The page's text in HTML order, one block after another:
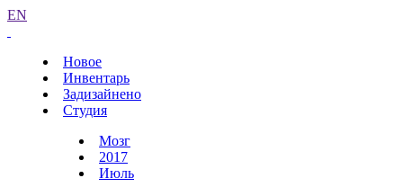
EN
Новое
Инвентарь
Задизайнено
Студия
Мозг
2017
Июль